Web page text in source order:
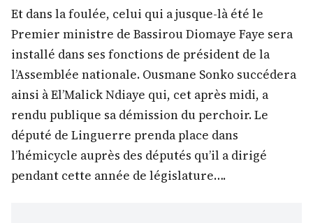
Et dans la foulée, celui qui a jusque-là été le
Premier ministre de Bassirou Diomaye Faye sera
installé dans ses fonctions de président de la
l’Assemblée nationale. Ousmane Sonko succédera
ainsi à El’Malick Ndiaye qui, cet après midi, a
rendu publique sa démission du perchoir. Le
député de Linguerre prenda place dans
l’hémicycle auprès des députés qu’il a dirigé
pendant cette année de législature….